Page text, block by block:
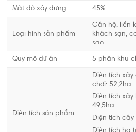
Căn hộ, liền
khách sạn,
sao
5 phân khu
Diện tích xây
Diện tích xây
Diện tích cây
Diện tích hạ
thông: